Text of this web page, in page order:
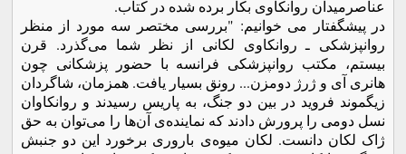
عناصرمیدان روانکاوی بکار برده شده در کتاب.
در پیشگفتار می خوانیم: "بررسی مختصر سه مورد از منظر
روانپزشکی ـ روانکاوی لکانی از نظر شما می‌گذرد. قرن
بیستم، مکتب روانپزشکی فرانسه با حضور پزشکانی چون
هانری آی و ژرژ دومزن... رونق بسیار یافت. همزمان، شاگردان
زیگموند فروید در بین دو جنگ، به پاریس رسیدند و روانکاوان
نسل دومی را پرورش دادند که نماینده‌ی آن‌ها را می‌توان به حق
ژاک لکان دانست. لکان میوه‌ی باروری برخورد این دو جنبش